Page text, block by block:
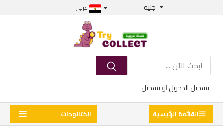
جنيه عربي
تسجيل الدخولاوتسجيل
الكتالوجات القائمة الرئيسية